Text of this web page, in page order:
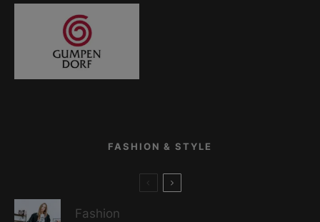
FASHION & STYLE
Fashion